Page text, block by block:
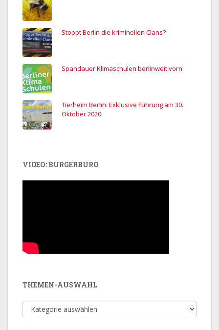
Stoppt Berlin die kriminellen Clans?
Spandauer Klimaschulen berlinweit vorn
Tierheim Berlin: Exklusive Führung am 30.
Oktober 2020
VIDEO: BÜRGERBÜRO
THEMEN-AUSWAHL
Themen-
Auswahl